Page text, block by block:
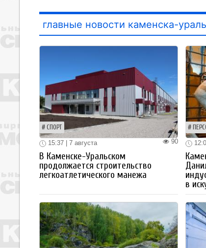
главные новости каменска-
СПОРТ
90
15:37 | 7 августа
В Каменске-Уральском
продолжается строительство
легкоатлетического манежа
в